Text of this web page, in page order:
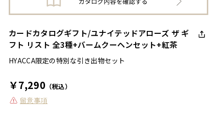
カードカタログギフト/ユナイテッドアローズ ザ ギ
フト リスト 全3種+バームクーヘンセット+紅茶
HYACCA限定の特別な引き出物セット
￥7,290 （税込）
留意事項